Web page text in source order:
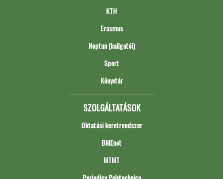
KTH
Erasmus
Neptun (hallgatói)
Sport
Könyvtár
SZOLGÁLTATÁSOK
Oktatási keretrendszer
BMEnet
MTMT